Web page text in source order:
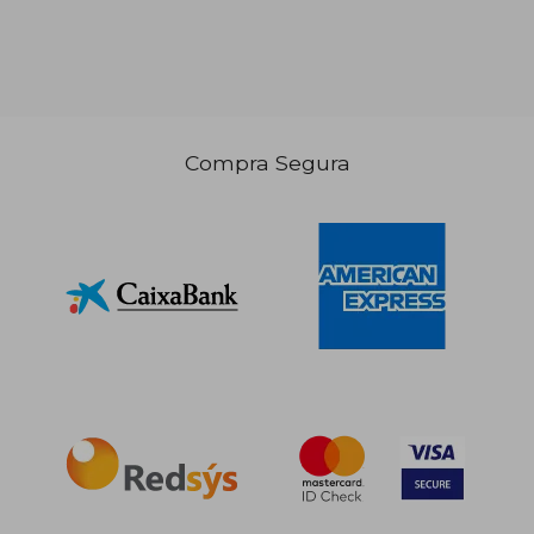
25,00 € 5%
Compra Segura